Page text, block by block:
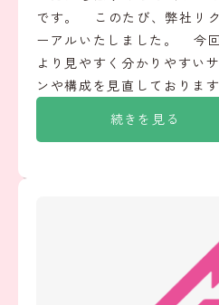
続きを見る
です。 このたび、弊社リ
ーアルいたしました。 今回
より見やすく分かりやすい
ンや構成を見直しておりま